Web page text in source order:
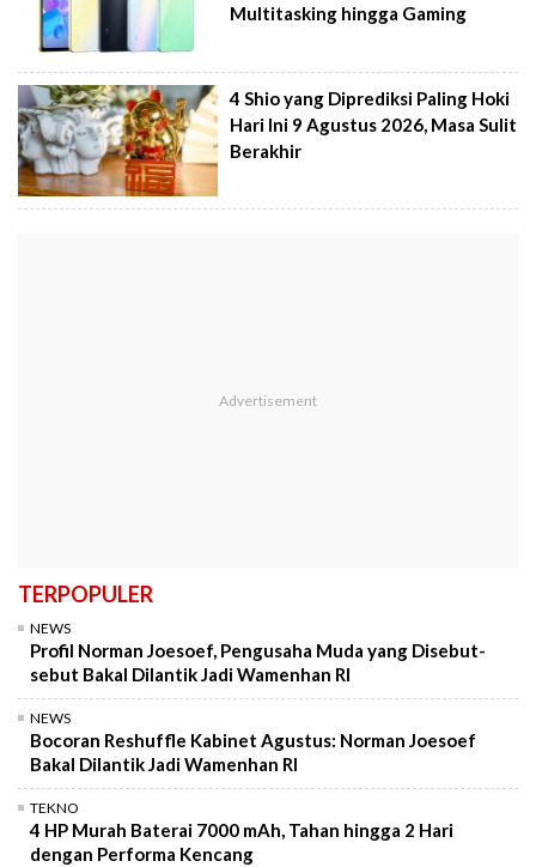
Multitasking hingga Gaming
4 Shio yang Diprediksi Paling Hoki
Hari Ini 9 Agustus 2026, Masa Sulit
Berakhir
TERPOPULER
NEWS
Profil Norman Joesoef, Pengusaha Muda yang Disebut-
sebut Bakal Dilantik Jadi Wamenhan RI
NEWS
Bocoran Reshuffle Kabinet Agustus: Norman Joesoef
Bakal Dilantik Jadi Wamenhan RI
TEKNO
4 HP Murah Baterai 7000 mAh, Tahan hingga 2 Hari
dengan Performa Kencang